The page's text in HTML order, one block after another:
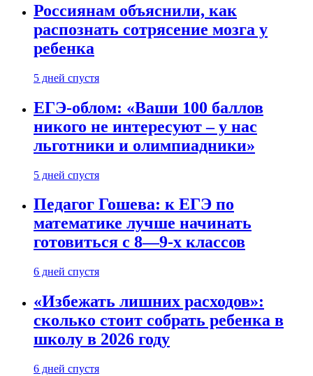
Россиянам объяснили, как
распознать сотрясение мозга у
ребенка
5 дней спустя
ЕГЭ-облом: «Ваши 100 баллов
никого не интересуют – у нас
льготники и олимпиадники»
5 дней спустя
Педагог Гошева: к ЕГЭ по
математике лучше начинать
готовиться с 8—9-х классов
6 дней спустя
«Избежать лишних расходов»:
сколько стоит собрать ребенка в
школу в 2026 году
6 дней спустя